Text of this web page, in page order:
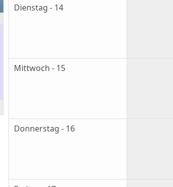
Dienstag - 14
Mittwoch - 15
Donnerstag - 16